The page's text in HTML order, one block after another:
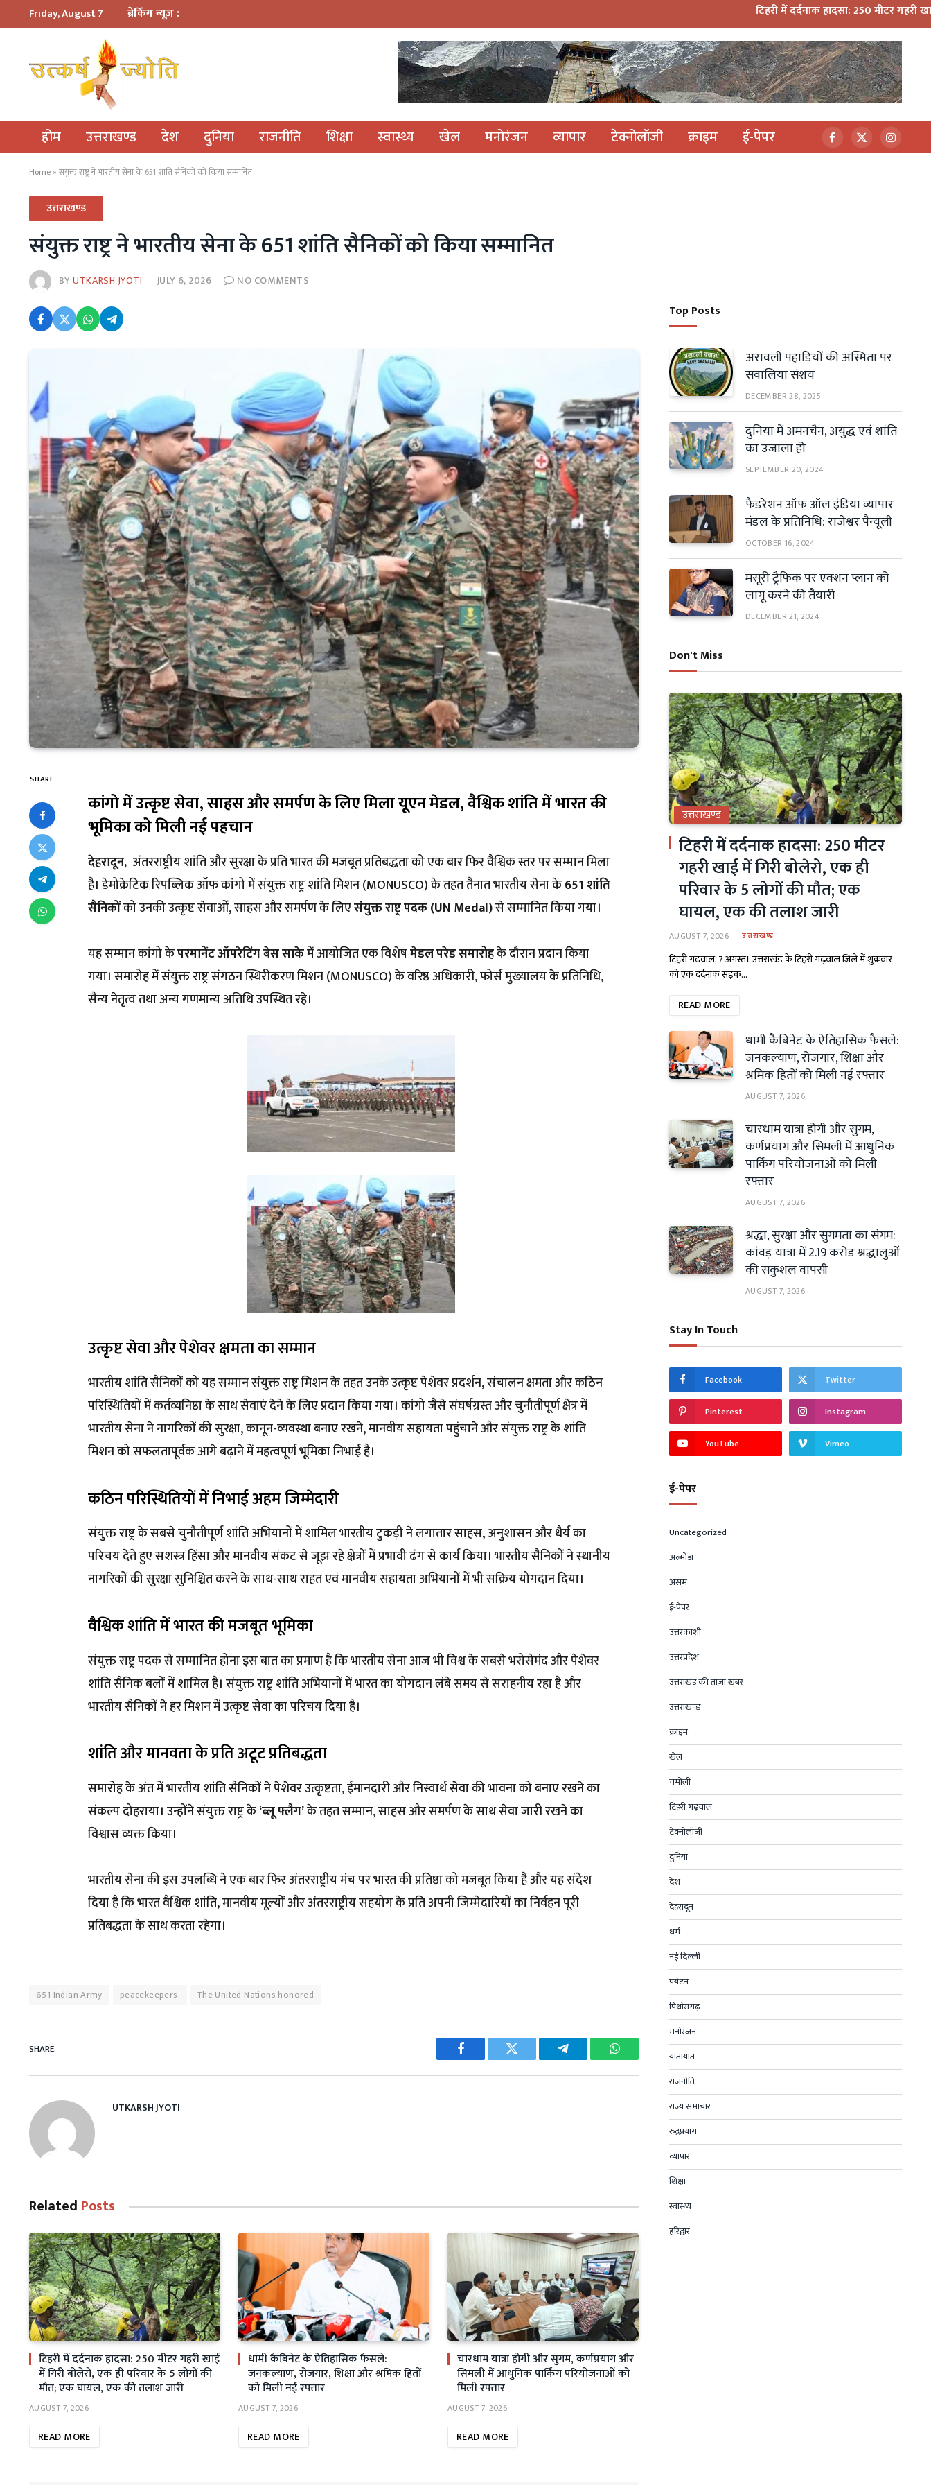
Friday, August 7 ब्रेकिंग न्यूज़ : टिहरी में दर्दनाक हादसा: 250 मीटर गहरी खाई में गिरी
होम उत्तराखण्ड देश दुनिया राजनीति शिक्षा स्वास्थ्य खेल मनोरंजन व्यापार टेक्नोलॉजी क्राइम ई-पेपर Facebook
X
(Twitter)
Home » संयुक्त राष्ट्र ने भारतीय सेना के 651 शांति सैनिकों को किया सम्मानित
उत्तराखण्ड
संयुक्त राष्ट्र ने भारतीय सेना के 651 शांति सैनिकों को किया सम्मानित
BYUTKARSH JYOTI JULY 6, 2026 NO COMMENTS
SHARE
कांगो में उत्कृष्ट सेवा, साहस और समर्पण के लिए मिला यूएन मेडल, वैश्विक शांति में भारत की
भूमिका को मिली नई पहचान
देहरादून, अंतरराष्ट्रीय शांति और सुरक्षा के प्रति भारत की मजबूत प्रतिबद्धता को एक बार फिर वैश्विक स्तर पर सम्मान मिला
है। डेमोक्रेटिक रिपब्लिक ऑफ कांगो में संयुक्त राष्ट्र शांति मिशन (MONUSCO) के तहत तैनात भारतीय सेना के651 शांति
सैनिकोंको उनकी उत्कृष्ट सेवाओं, साहस और समर्पण के लिएसंयुक्त राष्ट्र पदक (UN Medal)से सम्मानित किया गया।
यह सम्मान कांगो केपरमानेंट ऑपरेटिंग बेस साकेमें आयोजित एक विशेषमेडल परेड समारोहके दौरान प्रदान किया
गया। समारोह में संयुक्त राष्ट्र संगठन स्थिरीकरण मिशन (MONUSCO) के वरिष्ठ अधिकारी, फोर्स मुख्यालय के प्रतिनिधि,
सैन्य नेतृत्व तथा अन्य गणमान्य अतिथि उपस्थित रहे।
उत्कृष्ट सेवा और पेशेवर क्षमता का सम्मान
भारतीय शांति सैनिकों को यह सम्मान संयुक्त राष्ट्र मिशन के तहत उनके उत्कृष्ट पेशेवर प्रदर्शन, संचालन क्षमता और कठिन
परिस्थितियों में कर्तव्यनिष्ठा के साथ सेवाएं देने के लिए प्रदान किया गया। कांगो जैसे संघर्षग्रस्त और चुनौतीपूर्ण क्षेत्र में
भारतीय सेना ने नागरिकों की सुरक्षा, कानून-व्यवस्था बनाए रखने, मानवीय सहायता पहुंचाने और संयुक्त राष्ट्र के शांति
मिशन को सफलतापूर्वक आगे बढ़ाने में महत्वपूर्ण भूमिका निभाई है।
कठिन परिस्थितियों में निभाई अहम जिम्मेदारी
संयुक्त राष्ट्र के सबसे चुनौतीपूर्ण शांति अभियानों में शामिल भारतीय टुकड़ी ने लगातार साहस, अनुशासन और धैर्य का
परिचय देते हुए सशस्त्र हिंसा और मानवीय संकट से जूझ रहे क्षेत्रों में प्रभावी ढंग से कार्य किया। भारतीय सैनिकों ने स्थानीय
नागरिकों की सुरक्षा सुनिश्चित करने के साथ-साथ राहत एवं मानवीय सहायता अभियानों में भी सक्रिय योगदान दिया।
वैश्विक शांति में भारत की मजबूत भूमिका
संयुक्त राष्ट्र पदक से सम्मानित होना इस बात का प्रमाण है कि भारतीय सेना आज भी विश्व के सबसे भरोसेमंद और पेशेवर
शांति सैनिक बलों में शामिल है। संयुक्त राष्ट्र शांति अभियानों में भारत का योगदान लंबे समय से सराहनीय रहा है और
भारतीय सैनिकों ने हर मिशन में उत्कृष्ट सेवा का परिचय दिया है।
शांति और मानवता के प्रति अटूट प्रतिबद्धता
समारोह के अंत में भारतीय शांति सैनिकों ने पेशेवर उत्कृष्टता, ईमानदारी और निस्वार्थ सेवा की भावना को बनाए रखने का
संकल्प दोहराया। उन्होंने संयुक्त राष्ट्र के‘ब्लू फ्लैग’के तहत सम्मान, साहस और समर्पण के साथ सेवा जारी रखने का
विश्वास व्यक्त किया।
भारतीय सेना की इस उपलब्धि ने एक बार फिर अंतरराष्ट्रीय मंच पर भारत की प्रतिष्ठा को मजबूत किया है और यह संदेश
दिया है कि भारत वैश्विक शांति, मानवीय मूल्यों और अंतरराष्ट्रीय सहयोग के प्रति अपनी जिम्मेदारियों का निर्वहन पूरी
प्रतिबद्धता के साथ करता रहेगा।
651 Indian Army peacekeepers. The United Nations honored
SHARE.
Facebook Twitter Telegram WhatsApp
UTKARSH JYOTI
Related Posts
टिहरी में दर्दनाक हादसा: 250 मीटर गहरी खाई
में गिरी बोलेरो, एक ही परिवार के 5 लोगों की
मौत; एक घायल, एक की तलाश जारी
AUGUST 7, 2026
READ MORE
धामी कैबिनेट के ऐतिहासिक फैसले:
जनकल्याण, रोजगार, शिक्षा और श्रमिक हितों
को मिली नई रफ्तार
AUGUST 7, 2026
READ MORE
चारधाम यात्रा होगी और सुगम, कर्णप्रयाग और
सिमली में आधुनिक पार्किंग परियोजनाओं को
मिली रफ्तार
AUGUST 7, 2026
READ MORE
Top Posts
अरावली पहाड़ियों की अस्मिता पर
सवालिया संशय
DECEMBER 28, 2025
दुनिया में अमनचैन, अयुद्ध एवं शांति
का उजाला हो
SEPTEMBER 20, 2024
फैडरेशन ऑफ ऑल इंडिया व्यापार
मंडल के प्रतिनिधि: राजेश्वर पैन्यूली
OCTOBER 16, 2024
मसूरी ट्रैफिक पर एक्शन प्लान को
लागू करने की तैयारी
DECEMBER 21, 2024
Don't Miss
उत्तराखण्ड
टिहरी में दर्दनाक हादसा: 250 मीटर
गहरी खाई में गिरी बोलेरो, एक ही
परिवार के 5 लोगों की मौत; एक
घायल, एक की तलाश जारी
AUGUST 7, 2026 उत्तराखण्ड
टिहरी गढ़वाल, 7 अगस्त। उत्तराखंड के टिहरी गढ़वाल जिले में शुक्रवार
को एक दर्दनाक सड़क…
READ MORE
धामी कैबिनेट के ऐतिहासिक फैसले:
जनकल्याण, रोजगार, शिक्षा और
श्रमिक हितों को मिली नई रफ्तार
AUGUST 7, 2026
चारधाम यात्रा होगी और सुगम,
कर्णप्रयाग और सिमली में आधुनिक
पार्किंग परियोजनाओं को मिली
रफ्तार
AUGUST 7, 2026
श्रद्धा, सुरक्षा और सुगमता का संगम:
कांवड़ यात्रा में 2.19 करोड़ श्रद्धालुओं
की सकुशल वापसी
AUGUST 7, 2026
Stay In Touch
Facebook Twitter
Pinterest Instagram
YouTube Vimeo
ई-पेपर
Uncategorized
अल्मोड़ा
असम
ई-पेपर
उत्तरकाशी
उत्तरप्रदेश
उत्तराखंड की ताज़ा खबर
उत्तराखण्ड
क्राइम
खेल
चमोली
टिहरी गढ़वाल
टेक्नोलॉजी
दुनिया
देश
देहरादून
धर्म
नई दिल्ली
पर्यटन
पिथोरागढ़
मनोरंजन
यातायात
राजनीति
राज्य समाचार
रुद्रप्रयाग
व्यापार
शिक्षा
स्वास्थ्य
हरिद्वार